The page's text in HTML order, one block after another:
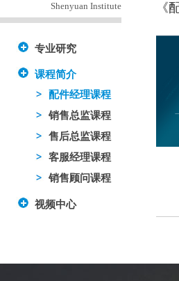
Shenyuan Institute
专业研究
课程简介
配件经理课程
销售总监课程
售后总监课程
客服经理课程
销售顾问课程
视频中心
《